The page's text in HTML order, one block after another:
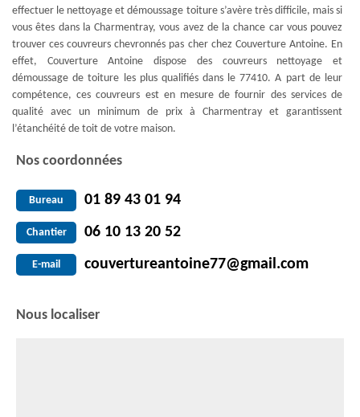
effectuer le nettoyage et démoussage toiture s’avère très difficile, mais si
vous êtes dans la Charmentray, vous avez de la chance car vous pouvez
trouver ces couvreurs chevronnés pas cher chez Couverture Antoine. En
effet, Couverture Antoine dispose des couvreurs nettoyage et
démoussage de toiture les plus qualifiés dans le 77410. A part de leur
compétence, ces couvreurs est en mesure de fournir des services de
qualité avec un minimum de prix à Charmentray et garantissent
l’étanchéité de toit de votre maison.
Nos coordonnées
Bureau 01 89 43 01 94
Chantier 06 10 13 20 52
E-mail couvertureantoine77@gmail.com
Nous localiser